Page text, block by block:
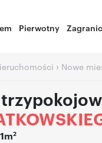
Pierwotny
› Nowe
2